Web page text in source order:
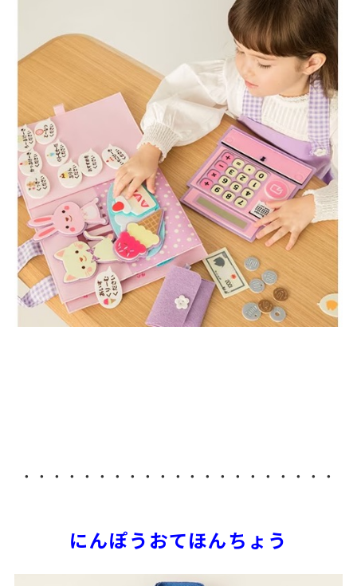
・・・・・・・・・・・・・・・・・・・・・
にんぽうおてほんちょう